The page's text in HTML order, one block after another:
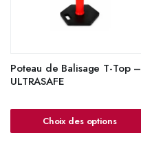
Poteau de Balisage T-Top –
ULTRASAFE
Choix des options